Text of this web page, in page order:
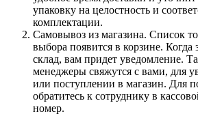
упаковку на целостность и
комплектации.
Самовывоз из магазина. Список
выбора появится в корзине. Когда
склад, вам придет уведомление.
менеджеры свяжутся с вами, для
или поступлении в магазин. Для
обратитесь к сотруднику в
номер.